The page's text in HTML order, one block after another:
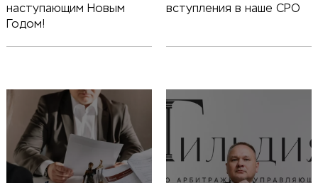
наступающим Новым
Годом!
вступления в наше СРО